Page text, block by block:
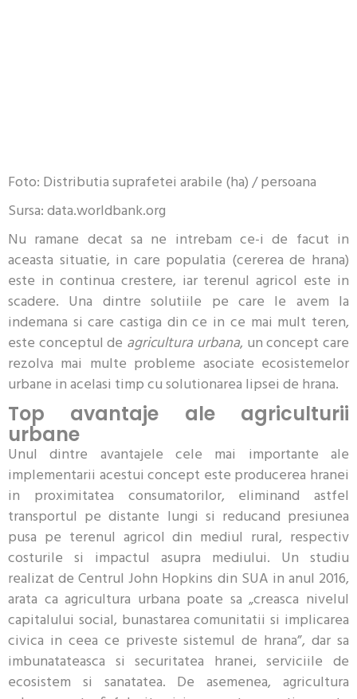
Foto: Distributia suprafetei arabile (ha) / persoana
Sursa: data.worldbank.org
Nu ramane decat sa ne intrebam ce-i de facut in
aceasta situatie, in care populatia (cererea de hrana)
este in continua crestere, iar terenul agricol este in
scadere. Una dintre solutiile pe care le avem la
indemana si care castiga din ce in ce mai mult teren,
este conceptul de agricultura urbana, un concept care
rezolva mai multe probleme asociate ecosistemelor
urbane in acelasi timp cu solutionarea lipsei de hrana.
Top avantaje ale agriculturii
urbane
Unul dintre avantajele cele mai importante ale
implementarii acestui concept este producerea hranei
in proximitatea consumatorilor, eliminand astfel
transportul pe distante lungi si reducand presiunea
pusa pe terenul agricol din mediul rural, respectiv
costurile si impactul asupra mediului. Un studiu
realizat de Centrul John Hopkins din SUA in anul 2016,
arata ca agricultura urbana poate sa „creasca nivelul
capitalului social, bunastarea comunitatii si implicarea
civica in ceea ce priveste sistemul de hrana”, dar sa
imbunatateasca si securitatea hranei, serviciile de
ecosistem si sanatatea. De asemenea, agricultura